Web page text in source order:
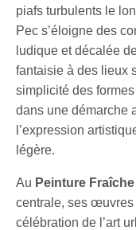
piafs turbulents le
Pec s’éloigne des
ludique et décalée
fantaisie à des lieux
simplicité des
dans une démarche
l’expression
légère.
Au Peinture Fraîche
centrale, ses œuvres
célébration de l’art